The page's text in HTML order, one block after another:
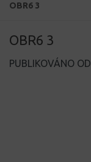
OBR6 3
OBR6 3
PUBLIKOVÁNO OD